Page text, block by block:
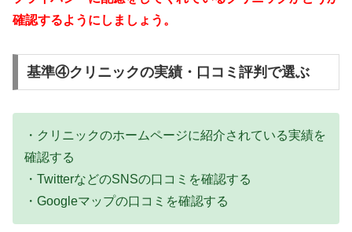
確認するようにしましょう。
基準④クリニックの実績・口コミ評判で選ぶ
・クリニックのホームページに紹介されている実績を
確認する
・TwitterなどのSNSの口コミを確認する
・Googleマップの口コミを確認する